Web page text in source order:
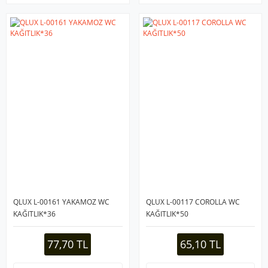
QLUX L-00161 YAKAMOZ WC
KAĞITLIK*36
77,70 TL
QLUX L-00117 COROLLA WC
KAĞITLIK*50
65,10 TL